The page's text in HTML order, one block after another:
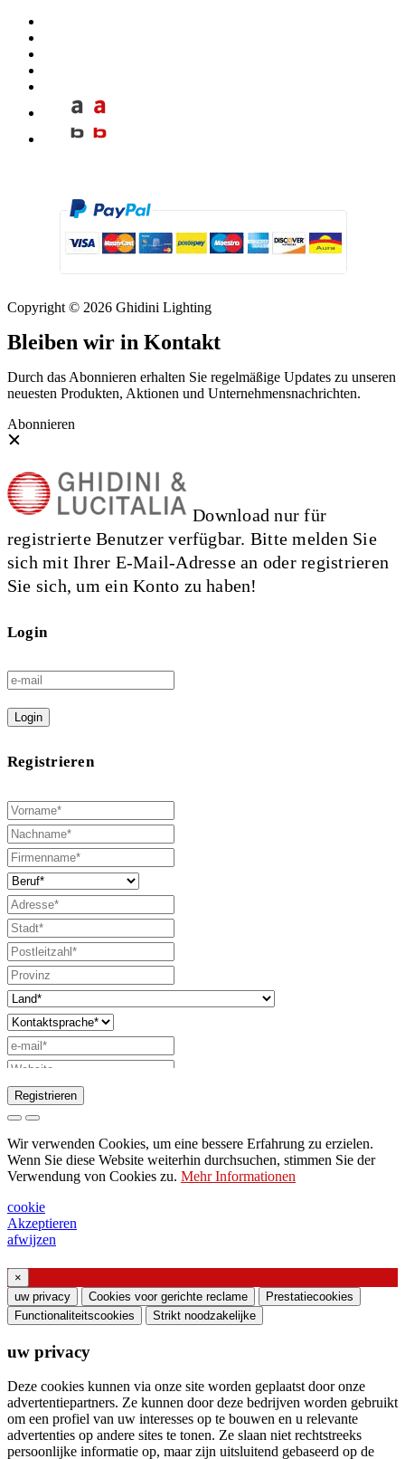
Copyright © 2026 Ghidini Lighting
Bleiben wir in Kontakt
Durch das Abonnieren erhalten Sie regelmäßige Updates zu unseren
neuesten Produkten, Aktionen und Unternehmensnachrichten.
Abonnieren
Download nur für
registrierte Benutzer verfügbar. Bitte melden Sie
sich mit Ihrer E-Mail-Adresse an oder registrieren
Sie sich, um ein Konto zu haben!
Login
Login
Registrieren
Anfrage zum Senden des Katalogs
Bitte wenden Sie sich an Ihren
Vertriebsmitarbeiter
Bitte um Unterstützung oder Lichtdesign
Anfrage für Webinar oder Schulung zu
Einverständniserklärung (Artikel 7 der EU-
Verordnung Nr. 2016/679)
Ich erkläre, dass ich die Informationen zur
Verarbeitung personenbezogener Daten gelesen
habe und der Verarbeitung meiner
personenbezogenen Daten zustimme.
Ich stimme der Verarbeitung meiner
Registrieren
Wir verwenden Cookies, um eine bessere Erfahrung zu erzielen.
Wenn Sie diese Website weiterhin durchsuchen, stimmen Sie der
Verwendung von Cookies zu. Mehr Informationen
cookie
Akzeptieren
afwijzen
×
uw privacy
Cookies voor gerichte reclame
Prestatiecookies
Functionaliteitscookies
Strikt noodzakelijke
uw privacy
Deze cookies kunnen via onze site worden geplaatst door onze
advertentiepartners. Ze kunnen door deze bedrijven worden gebruikt
om een ​​profiel van uw interesses op te bouwen en u relevante
advertenties op andere sites te tonen. Ze slaan niet rechtstreeks
persoonlijke informatie op, maar zijn uitsluitend gebaseerd op de